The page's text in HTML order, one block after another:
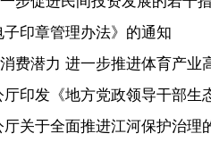
印章管理办法》的通知
费潜力 进一步推进体育产业
印发《地方党政领导干部生
关于全面推进江河保护治理